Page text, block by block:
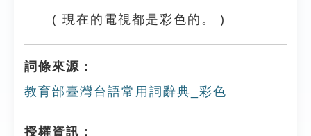
( 現在的電視都是彩色的。 )
詞條來源：
教育部臺灣台語常用詞辭典_彩色
授權資訊：